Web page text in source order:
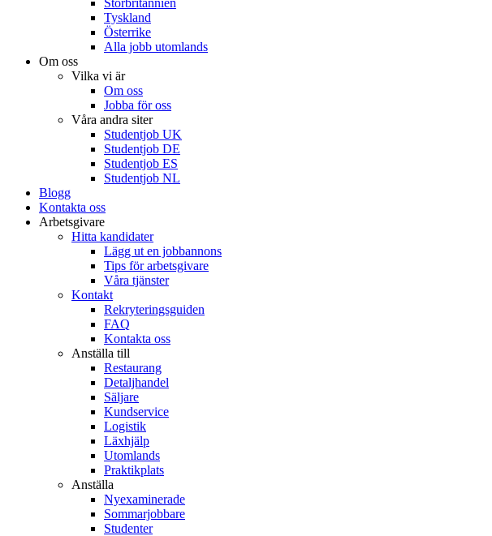
Storbritannien
Tyskland
Österrike
Alla jobb utomlands
Om oss
Vilka vi är
Om oss
Jobba för oss
Våra andra siter
Studentjob UK
Studentjob DE
Studentjob ES
Studentjob NL
Blogg
Kontakta oss
Arbetsgivare
Hitta kandidater
Lägg ut en jobbannons
Tips för arbetsgivare
Våra tjänster
Kontakt
Rekryteringsguiden
FAQ
Kontakta oss
Anställa till
Restaurang
Detaljhandel
Säljare
Kundservice
Logistik
Läxhjälp
Utomlands
Praktikplats
Anställa
Nyexaminerade
Sommarjobbare
Studenter